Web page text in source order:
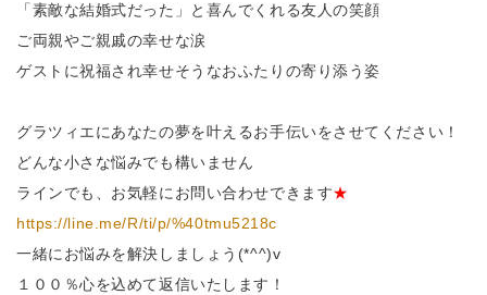
「素敵な結婚式だった」と喜んでくれる友人の笑顔
ご両親やご親戚の幸せな涙
ゲストに祝福され幸せそうなおふたりの寄り添う姿
グラツィエにあなたの夢を叶えるお手伝いをさせてください！
どんな小さな悩みでも構いません
ラインでも、お気軽にお問い合わせできます★
https://line.me/R/ti/p/%40tmu5218c
一緒にお悩みを解決しましょう(*^^)v
１００％心を込めて返信いたします！